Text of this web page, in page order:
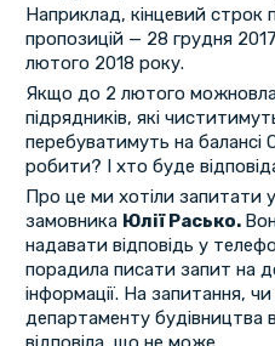
Наприклад, кінцевий строк
пропозицій — 28 грудня
лютого 2018 року.
Якщо до 2 лютого
підрядників, які
перебуватимуть на
робити? І хто буде
Про це ми хотіли запитати
замовника Юлії Расько.
надавати відповідь у
порадила писати запит на
інформації. На запитання,
департаменту будівництва